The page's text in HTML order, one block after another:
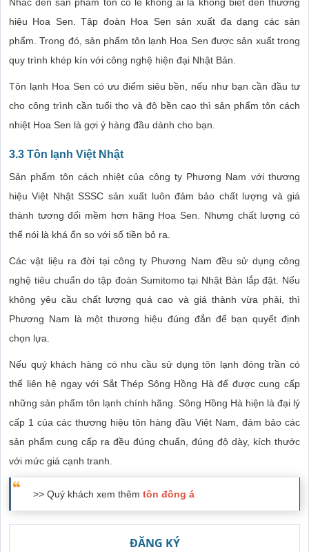
hiệu Hoa Sen. Tập đoàn Hoa Sen sản xuất đa dạng các sản
phẩm. Trong đó, sản phẩm tôn lạnh Hoa Sen được sản xuất trong
quy trình khép kín với công nghệ hiện đại Nhật Bản.
Tôn lạnh Hoa Sen có ưu điểm siêu bền, nếu như bạn cần đầu tư
cho công trình cần tuổi thọ và độ bền cao thì sản phẩm tôn cách
nhiệt Hoa Sen là gợi ý hàng đầu dành cho bạn.
3.3 Tôn lạnh Việt Nhật
Sản phẩm tôn cách nhiệt của công ty Phương Nam với thương
hiệu Việt Nhật SSSC sản xuất luôn đảm bảo chất lượng và giá
thành tương đối mềm hơn hãng Hoa Sen. Nhưng chất lượng có
thể nói là khá ổn so với số tiền bỏ ra.
Các vật liệu ra đời tại công ty Phương Nam đều sử dụng công
nghệ tiêu chuẩn do tập đoàn Sumitomo tại Nhật Bản lắp đặt. Nếu
không yêu cầu chất lượng quá cao và giá thành vừa phải, thì
Phương Nam là một thương hiệu đúng đắn để bạn quyết định
chọn lựa.
Nếu quý khách hàng có nhu cầu sử dụng tôn lạnh đóng trần có
thể liên hệ ngay với Sắt Thép Sông Hồng Hà để được cung cấp
những sản phẩm tôn lạnh chính hãng. Sông Hồng Hà hiện là đại lý
cấp 1 của các thương hiệu tôn hàng đầu Việt Nam, đảm bảo các
sản phẩm cung cấp ra đều đúng chuẩn, đúng độ dày, kích thước
với mức giá cạnh tranh.
>> Quý khách xem thêm tôn đông á
ĐĂNG KÝ